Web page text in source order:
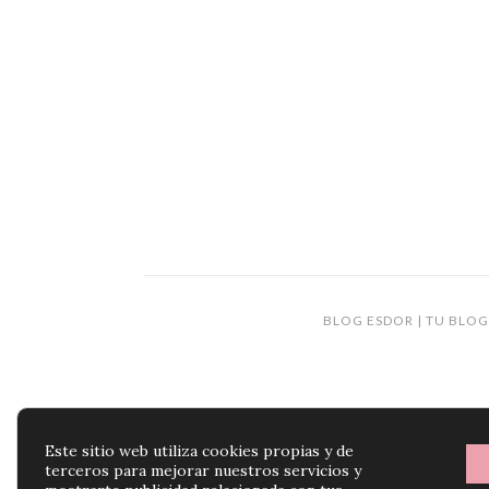
BLOG ESDOR | TU
Este sitio web utiliza cookies propias y de
terceros para mejorar nuestros servicios y